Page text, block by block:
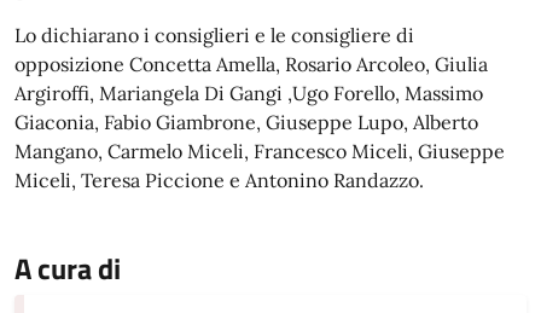
Lo dichiarano i consiglieri e le consigliere di
opposizione Concetta Amella, Rosario Arcoleo, Giulia
Argiroffi, Mariangela Di Gangi ,Ugo Forello, Massimo
Giaconia, Fabio Giambrone, Giuseppe Lupo, Alberto
Mangano, Carmelo Miceli, Francesco Miceli, Giuseppe
Miceli, Teresa Piccione e Antonino Randazzo.
A cura di